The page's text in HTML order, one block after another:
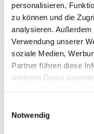
personalisieren,
zu können und die
analysieren.
Verwendung unserer
soziale Medien,
Partner führen diese
weiteren Daten
Notwendig
Dies